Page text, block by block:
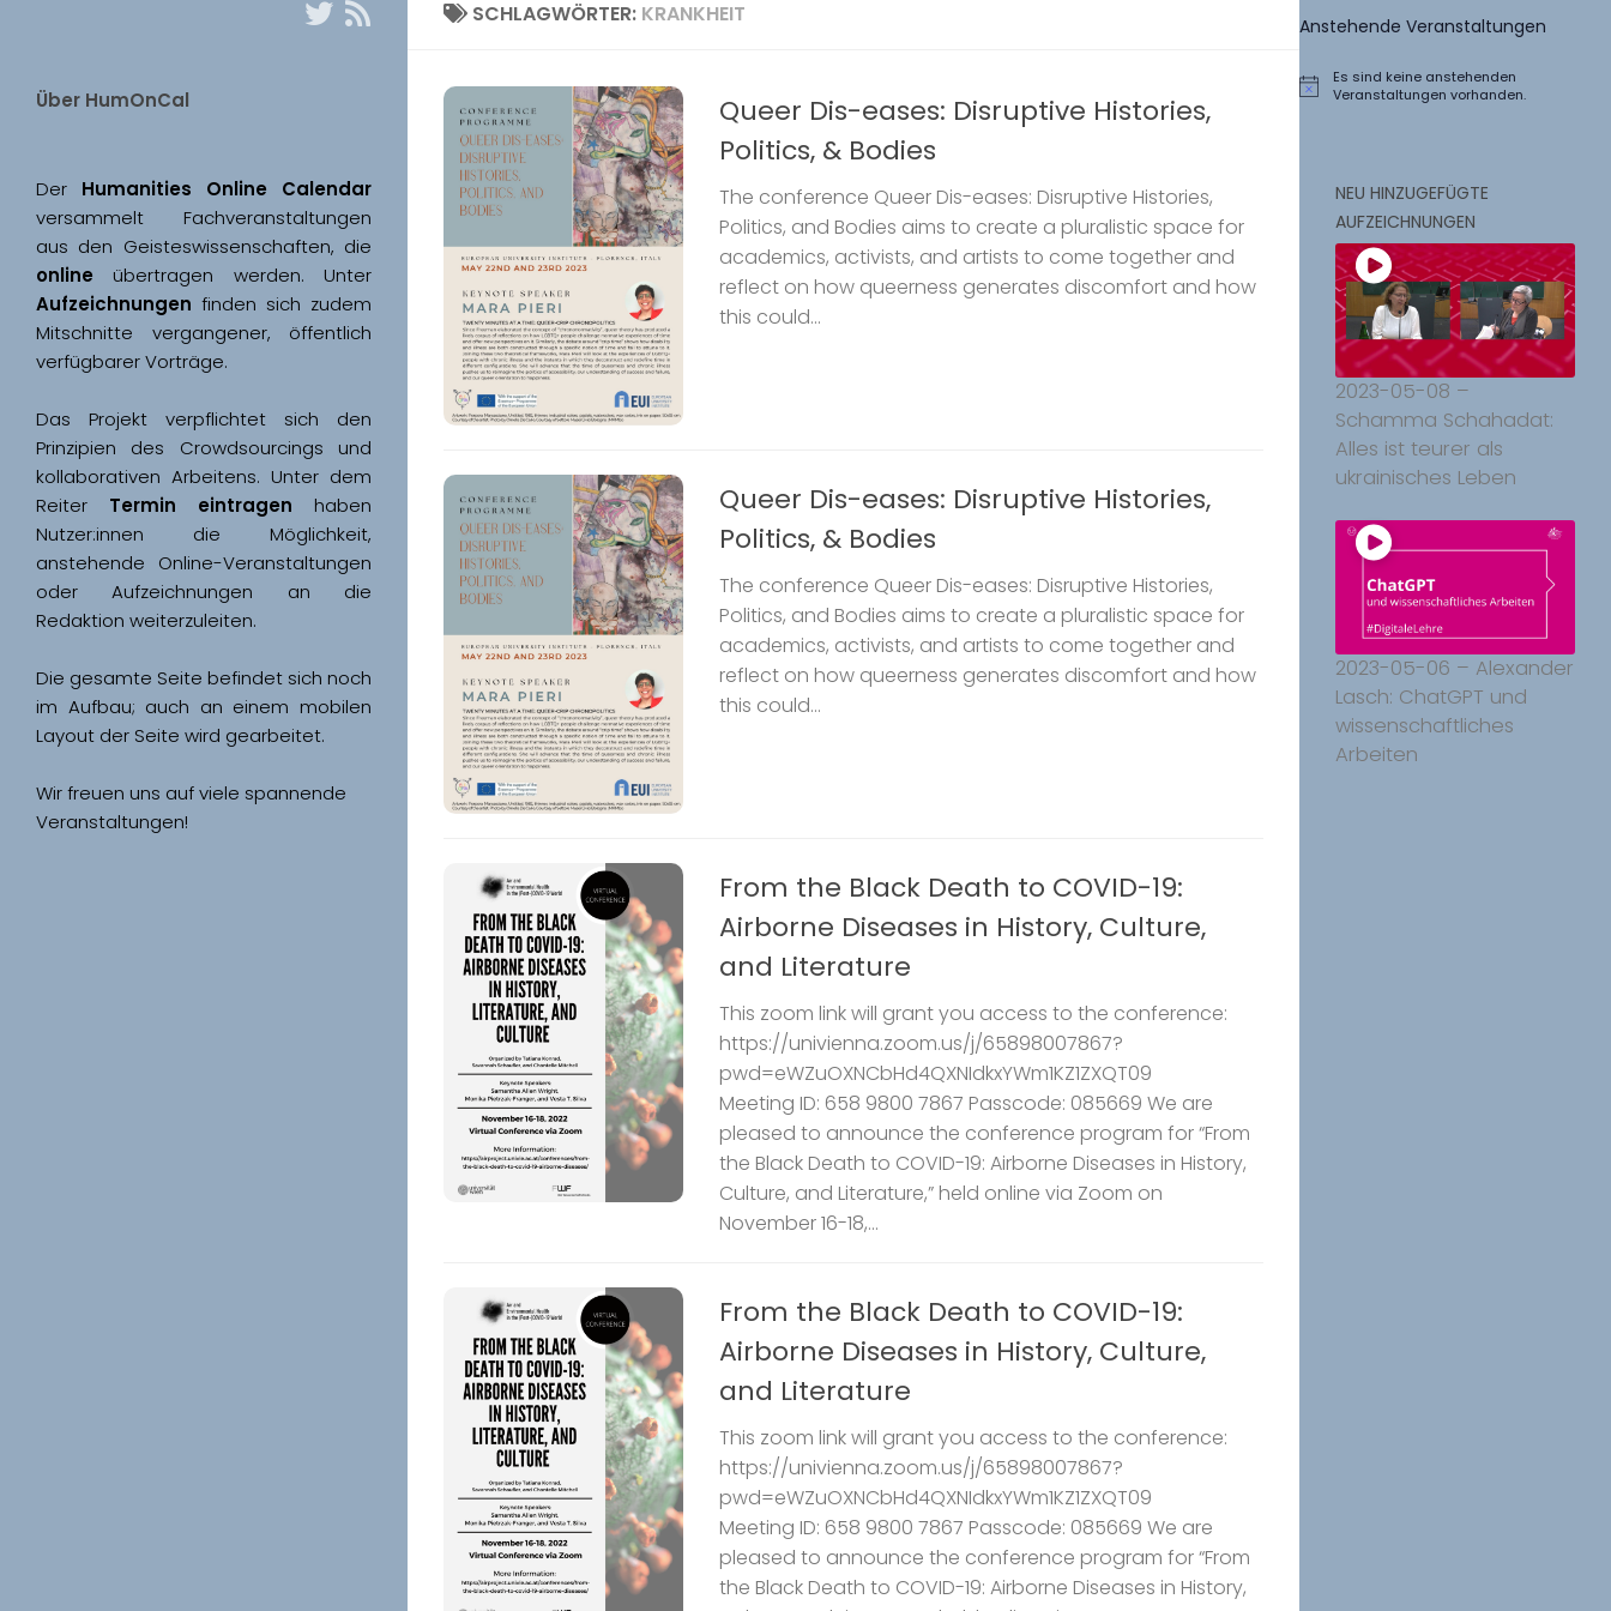
SCHLAGWÖRTER: KRANKHEIT
Queer Dis-eases: Disruptive Histories,
Politics, & Bodies
The conference Queer Dis-eases: Disruptive Histories,
Politics, and Bodies aims to create a pluralistic space for
academics, activists, and artists to come together and
reflect on how queerness generates discomfort and how
this could...
Queer Dis-eases: Disruptive Histories,
Politics, & Bodies
The conference Queer Dis-eases: Disruptive Histories,
Politics, and Bodies aims to create a pluralistic space for
academics, activists, and artists to come together and
reflect on how queerness generates discomfort and how
this could...
From the Black Death to COVID-19:
Airborne Diseases in History, Culture,
and Literature
This zoom link will grant you access to the conference:
https://univienna.zoom.us/j/65898007867?
pwd=eWZuOXNCbHd4QXNIdkxYWm1KZ1ZXQT09
Meeting ID: 658 9800 7867 Passcode: 085669 We are
pleased to announce the conference program for “From
the Black Death to COVID-19: Airborne Diseases in History,
Culture, and Literature,” held online via Zoom on
November 16-18,...
From the Black Death to COVID-19:
Airborne Diseases in History, Culture,
and Literature
This zoom link will grant you access to the conference:
https://univienna.zoom.us/j/65898007867?
pwd=eWZuOXNCbHd4QXNIdkxYWm1KZ1ZXQT09
Meeting ID: 658 9800 7867 Passcode: 085669 We are
pleased to announce the conference program for “From
the Black Death to COVID-19: Airborne Diseases in History,
Über HumOnCal
Der
versammelt Fachveranstaltungen
online
Aufzeichnungen finden sich zudem
Mitschnitte vergangener, öffentlich
Das Projekt verpflichtet sich den
Prinzipien des Crowdsourcings und
kollaborativen Arbeitens. Unter dem
Reiter Termin eintragen haben
Nutzer:innen die Möglichkeit,
anstehende Online-Veranstaltungen
oder Aufzeichnungen an die
Redaktion weiterzuleiten.
Die gesamte Seite befindet sich noch
im Aufbau; auch an einem mobilen
Wir freuen uns auf viele spannende
Veranstaltungen!
Anstehende Veranstaltungen
Hinweis
Es sind keine anstehenden
Veranstaltungen vorhanden.
NEU HINZUGEFÜGTE
AUFZEICHNUNGEN
2023-05-08 –
Schamma Schahadat:
Alles ist teurer als
ukrainisches Leben
2023-05-06 – Alexander
Lasch: ChatGPT und
wissenschaftliches
Arbeiten